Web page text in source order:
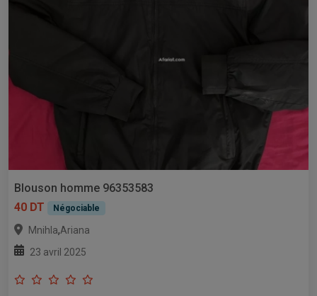
Blouson homme 96353583
40 DT
Négociable
Mnihla,Ariana
23 avril 2025